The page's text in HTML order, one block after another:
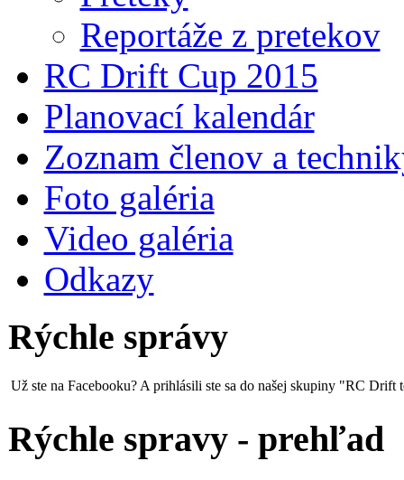
Reportáže z pretekov
RC Drift Cup 2015
Planovací kalendár
Zoznam členov a
Foto galéria
Video galéria
Odkazy
Rýchle správy
Už ste na Facebooku? A prihlásili ste sa do našej skupiny "RC Drift
Rýchle spravy - prehľad